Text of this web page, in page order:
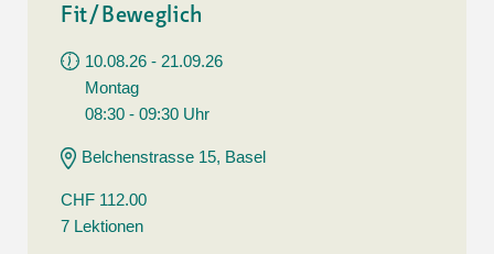
Fit/Beweglich
10.08.26 - 21.09.26
Montag
08:30 - 09:30 Uhr
Belchenstrasse 15, Basel
CHF 112.00
7 Lektionen